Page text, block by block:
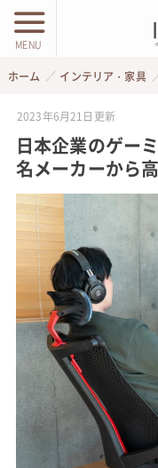
MENU
ホーム インテリア・家具
2023年6月21日 更新
日本企業のゲー
名メーカーから